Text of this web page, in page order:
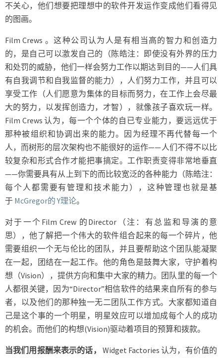
不关心，他们想要把理想中的软件开发运作变成他们看得见
的图画。
Film Crews 。这种公司认为人是有相当高的智力和创造力
的，是自己可以激发自己的（陈皓注：即使没有外界的压力
和处罚的威胁，他们一样会努力工作以期达到目的——人们具
有自我调节和自我监督的能力），人们努力工作，并且可以
享受工作（人们愿意为集体的目标而努力，在工作上会尽最
大的努力，以发挥创造力，才智），就像孩子喜欢玩一样。
Film Crews 认为，每一个个体的自已专业能力，要远远优于
那种被组织和协调出来的能力。因为经理不再代替每一个
人，而树形的层次架构也不能很好的运作——人们不得不以比
较复杂和形式合作才能把事搞定。工作职责变得非常地垂直
——你需要具有从上到下的而比较宽泛的各种能力（陈皓注：
每个人都需要有管理和技术能力），这种管理也就是基
于 McGregor的 Y理论。
对于一个Film Crew 的Director（注：有总监和导演的意
思），他了解把一个伟大的软件组合起来的每一个碎片，他
需要组织一个无与伦比的团队，并且要帮助这个团队能凝聚
在一起，团结在一起工作。他的角色是鼓舞大家，守护着构
想（Vision），提供方向和集中大家的精力。团队里的每一个
人都很关键，因为“Director”相信软件的结果来自所有的参与
者，以及他们的那种独一无二团队工作方式。大家都知道自
己是这个事的一个明星，明星效应可以增加成每个人的成功
的机会。而他们的构想(Vision)驱动着项目的预算和拨款。
当我们用报酬来表示的话，
Widget Factories 认为，有价值的